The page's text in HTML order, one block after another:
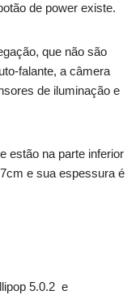
de power existe.
que não são
falante, a câmera
de iluminação e
estão na parte inferior
e sua espessura é
5.0.2 e